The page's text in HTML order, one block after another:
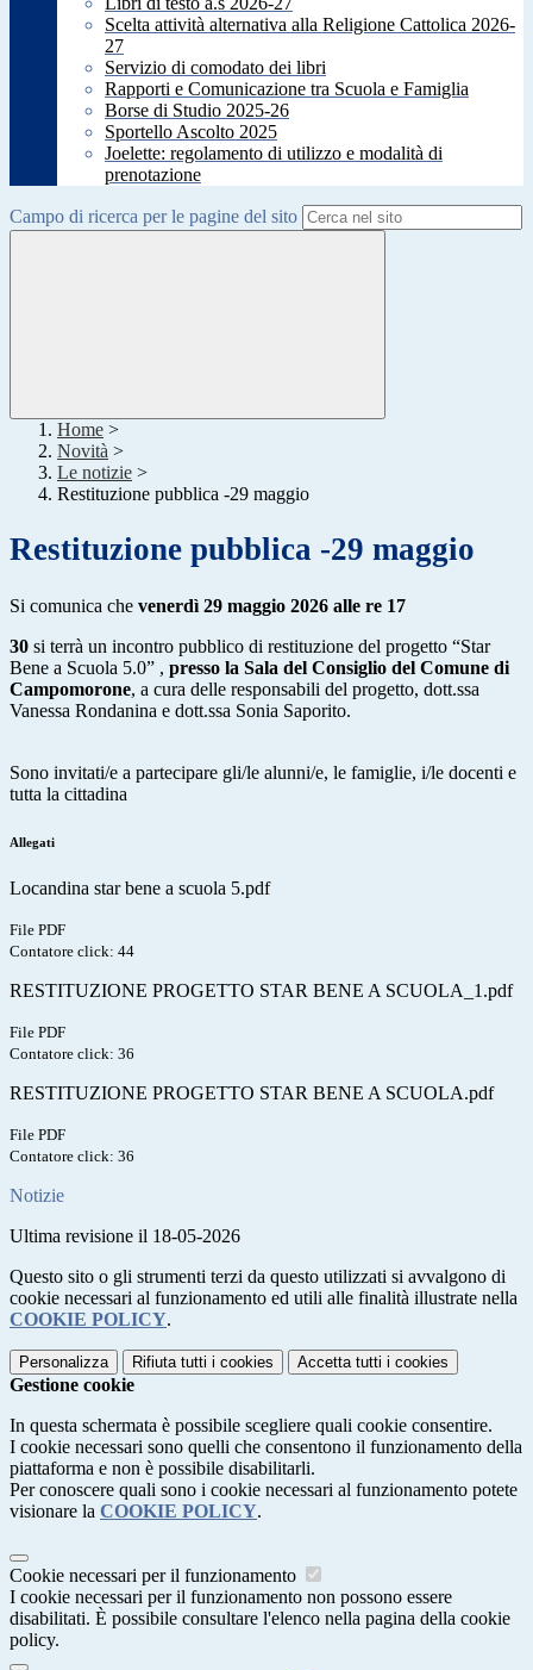
Scelta attività alternativa alla Religione Cattolica 2026-
27
Servizio di comodato dei libri
Rapporti e Comunicazione tra Scuola e Famiglia
Borse di Studio 2025-26
Sportello Ascolto 2025
Joelette: regolamento di utilizzo e modalità di
prenotazione
Campo di ricerca per le pagine del sito
Home >
Novità >
Le notizie >
Restituzione pubblica -29 maggio
Restituzione pubblica -29 maggio
Si comunica che venerdì 29 maggio 2026 alle re 17
30 si terrà un incontro pubblico di restituzione del progetto “Star
Bene a Scuola 5.0” , presso la Sala del Consiglio del Comune di
Campomorone, a cura delle responsabili del progetto, dott.ssa
Vanessa Rondanina e dott.ssa Sonia Saporito.
Sono invitati/e a partecipare gli/le alunni/e, le famiglie, i/le docenti e
tutta la cittadina
Allegati
Locandina star bene a scuola 5.pdf
File PDF
Contatore click: 44
RESTITUZIONE PROGETTO STAR BENE A SCUOLA_1.pdf
File PDF
Contatore click: 36
RESTITUZIONE PROGETTO STAR BENE A SCUOLA.pdf
File PDF
Contatore click: 36
Notizie
Ultima revisione il 18-05-2026
Questo sito o gli strumenti terzi da questo utilizzati si avvalgono di
cookie necessari al funzionamento ed utili alle finalità illustrate nella
COOKIE POLICY.
Personalizza Rifiuta tutti i cookies Accetta tutti i cookies
Gestione cookie
In questa schermata è possibile scegliere quali cookie consentire.
I cookie necessari sono quelli che consentono il funzionamento della
piattaforma e non è possibile disabilitarli.
Per conoscere quali sono i cookie necessari al funzionamento potete
visionare la COOKIE POLICY.
Cookie necessari per il funzionamento
I cookie necessari per il funzionamento non possono essere
disabilitati. È possibile consultare l'elenco nella pagina della cookie
policy.